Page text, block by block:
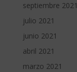
septiembre 2021
julio 2021
junio 2021
abril 2021
marzo 2021